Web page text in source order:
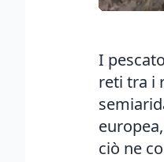
I
reti tra i
ciò ne